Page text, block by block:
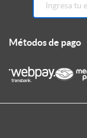
Métodos de pago